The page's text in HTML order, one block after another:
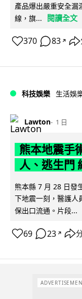
產品爆出嚴重安全漏
線，旗...
閱讀全文
370 83 ↗
科技娛樂 生活娛
Lawton 1 日
熊本地震手
人、逃生門
熊本縣 7 月 28 日發
下地震一刻，醫護人
保出口流通。片段...
69 23 ↗